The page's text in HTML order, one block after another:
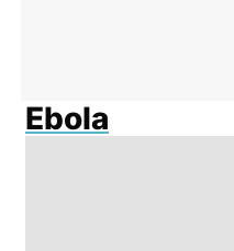
Ebola